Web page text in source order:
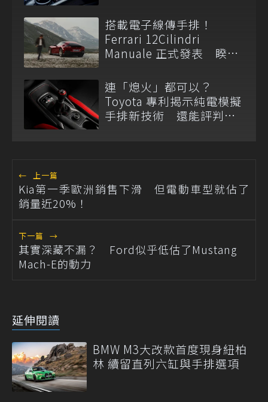
搭載電子線傳手排！
Ferrari 12Cilindri
Manuale 正式發表 睽違
連「熄火」都可以？
Toyota 專利揭示純電模擬
手排新技術 還能評判駕
← 上一篇
Kia第一季歐洲銷售下滑 但電動車型就佔了
銷量近20%！
下一篇 →
其實深藏不漏？ Ford似乎低估了Mustang
Mach-E的動力
延伸閱讀
BMW M3大改款首度現身紐柏
林 續留直列六缸與手排選項